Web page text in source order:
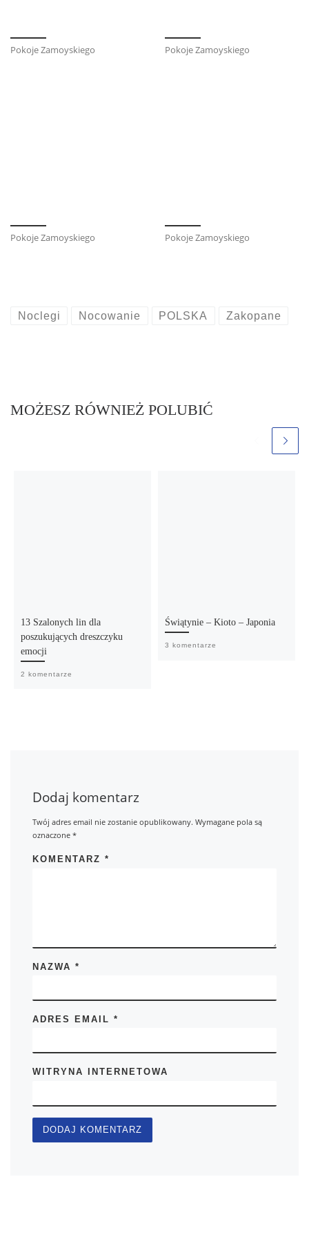
Pokoje Zamoyskiego Pokoje Zamoyskiego
Pokoje Zamoyskiego Pokoje Zamoyskiego
Noclegi Nocowanie POLSKA Zakopane
MOŻESZ RÓWNIEŻ POLUBIĆ
13 Szalonych lin dla
poszukujących dreszczyku
emocji
2 komentarze
Świątynie – Kioto – Japonia
3 komentarze
Dodaj komentarz
Twój adres email nie zostanie opublikowany. Wymagane pola są
oznaczone*
KOMENTARZ*
NAZWA*
ADRES EMAIL*
WITRYNA INTERNETOWA